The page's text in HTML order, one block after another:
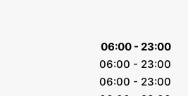
06:00 - 23:00
06:00 - 23:00
06:00 - 23:00